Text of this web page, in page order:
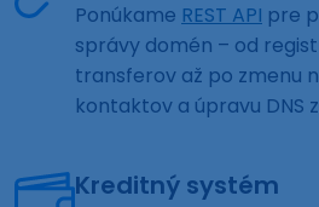
Ponúkame REST API pre
správy domén – od
transferov až po zmenu
kontaktov a úpravu DNS
Kreditný systém